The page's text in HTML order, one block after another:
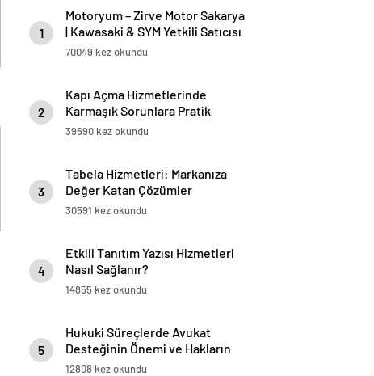
1
Motoryum – Zirve Motor Sakarya
| Kawasaki & SYM Yetkili Satıcısı
ve Servisi
70049 kez okundu
2
Kapı Açma Hizmetlerinde
Karmaşık Sorunlara Pratik
Çözümler
39690 kez okundu
3
Tabela Hizmetleri: Markanıza
Değer Katan Çözümler
30591 kez okundu
4
Etkili Tanıtım Yazısı Hizmetleri
Nasıl Sağlanır?
14855 kez okundu
5
Hukuki Süreçlerde Avukat
Desteğinin Önemi ve Hakların
Korunması
12808 kez okundu